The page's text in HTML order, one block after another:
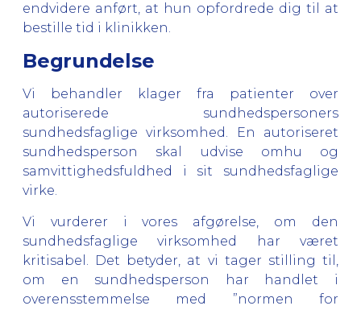
endvidere anført, at hun opfordrede dig til at
bestille tid i klinikken.
Begrundelse
Vi behandler klager fra patienter over
autoriserede sundhedspersoners
sundhedsfaglige virksomhed. En autoriseret
sundhedsperson skal udvise omhu og
samvittighedsfuldhed i sit sundhedsfaglige
virke.
Vi vurderer i vores afgørelse, om den
sundhedsfaglige virksomhed har været
kritisabel. Det betyder, at vi tager stilling til,
om en sundhedsperson har handlet i
overensstemmelse med ”normen for